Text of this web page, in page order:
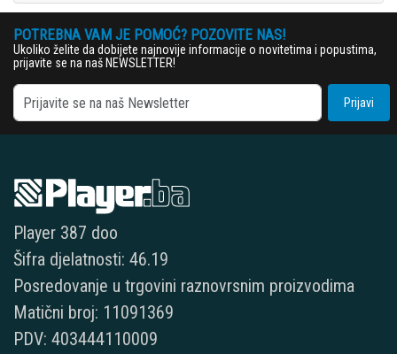
POTREBNA VAM JE POMOĆ? POZOVITE NAS!
Ukoliko želite da dobijete najnovije informacije o novitetima i popustima,
prijavite se na naš NEWSLETTER!
Prijavi
Player 387 doo
Šifra djelatnosti: 46.19
Posredovanje u trgovini raznovrsnim proizvodima
Matični broj: 11091369
PDV: 403444110009